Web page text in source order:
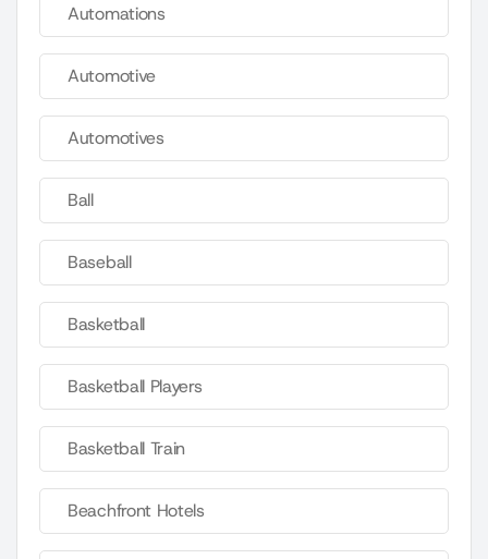
Automations
Automotive
Automotives
Ball
Baseball
Basketball
Basketball Players
Basketball Train
Beachfront Hotels